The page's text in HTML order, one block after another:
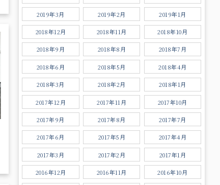
2019年3月 2019年2月 2019年1月
2018年12月 2018年11月 2018年10月
2018年9月 2018年8月 2018年7月
2018年6月 2018年5月 2018年4月
2018年3月 2018年2月 2018年1月
2017年12月 2017年11月 2017年10月
2017年9月 2017年8月 2017年7月
2017年6月 2017年5月 2017年4月
2017年3月 2017年2月 2017年1月
2016年12月 2016年11月 2016年10月